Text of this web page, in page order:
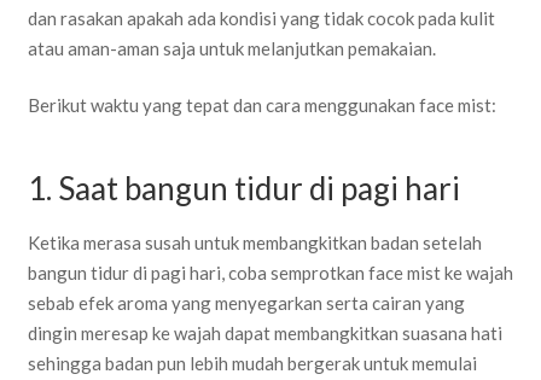
dan rasakan apakah ada kondisi yang tidak cocok pada kulit
atau aman-aman saja untuk melanjutkan pemakaian.
Berikut waktu yang tepat dan cara menggunakan face mist:
1. Saat bangun tidur di pagi hari
Ketika merasa susah untuk membangkitkan badan setelah
bangun tidur di pagi hari, coba semprotkan face mist ke wajah
sebab efek aroma yang menyegarkan serta cairan yang
dingin meresap ke wajah dapat membangkitkan suasana hati
sehingga badan pun lebih mudah bergerak untuk memulai